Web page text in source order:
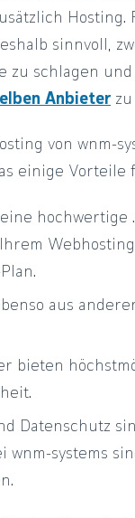
Hosting.
sinnvoll,
zu schlagen und
Anbieter
von wnm-
einige Vorteile
hochwertige
aus
bieten
Datenschutz
systems